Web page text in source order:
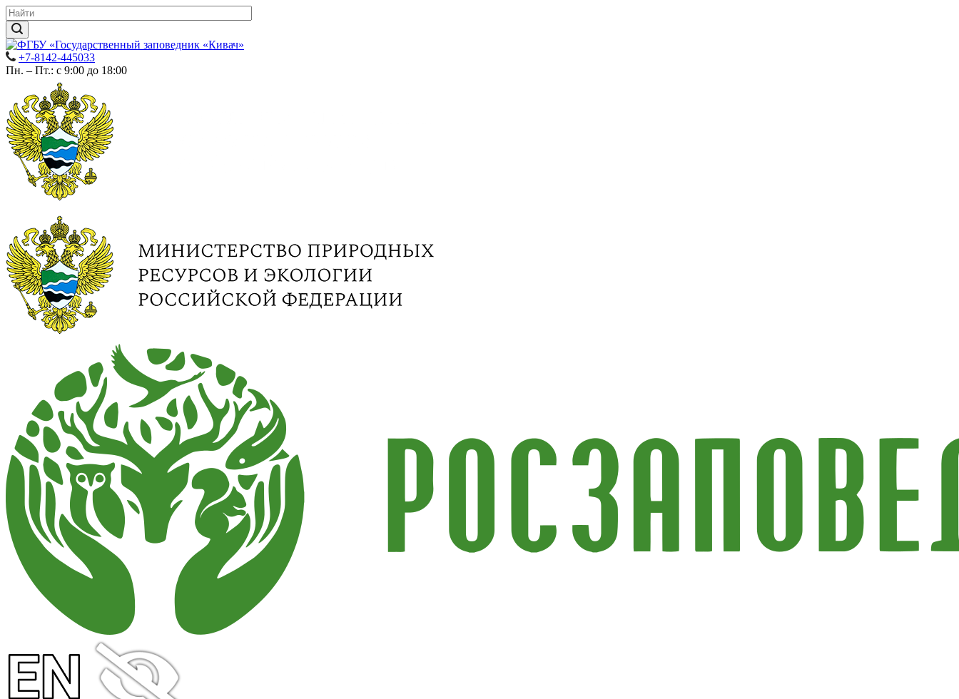
+7-8142-445033
Пн. – Пт.: с 9:00 до 18:00